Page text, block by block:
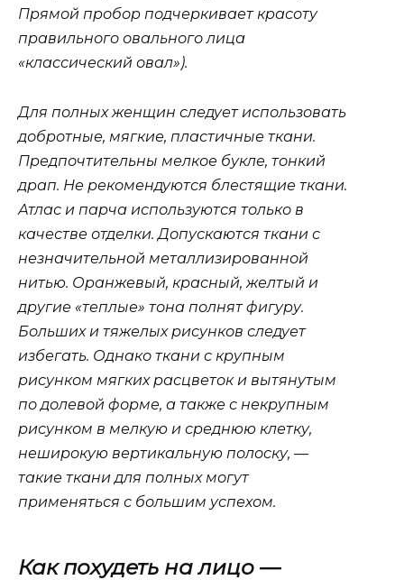
Прямой пробор подчеркивает красоту
правильного овального лица
«классический овал»).
Для полных женщин следует использовать
добротные, мягкие, пластичные ткани.
Предпочтительны мелкое букле, тонкий
драп. Не рекомендуются блестящие ткани.
Атлас и парча используются только в
качестве отделки. Допускаются ткани с
незначительной металлизированной
нитью. Оранжевый, красный, желтый и
другие «теплые» тона полнят фигуру.
Больших и тяжелых рисунков следует
избегать. Однако ткани с крупным
рисунком мягких расцветок и вытянутым
по долевой форме, а также с некрупным
рисунком в мелкую и среднюю клетку,
неширокую вертикальную полоску, —
такие ткани для полных могут
применяться с большим успехом.
Как похудеть на лицо —